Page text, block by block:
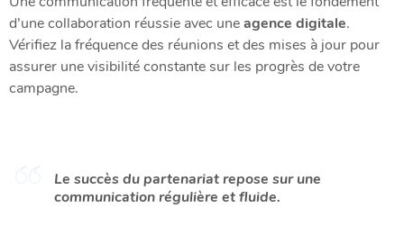
d’une collaboration réussie avec uneagence digitale.
Vérifiez la fréquence des réunions et des mises à jour pour
assurer une visibilité constante sur les progrès de votre
campagne.
Le succès du partenariat repose sur une
communication régulière et fluide.